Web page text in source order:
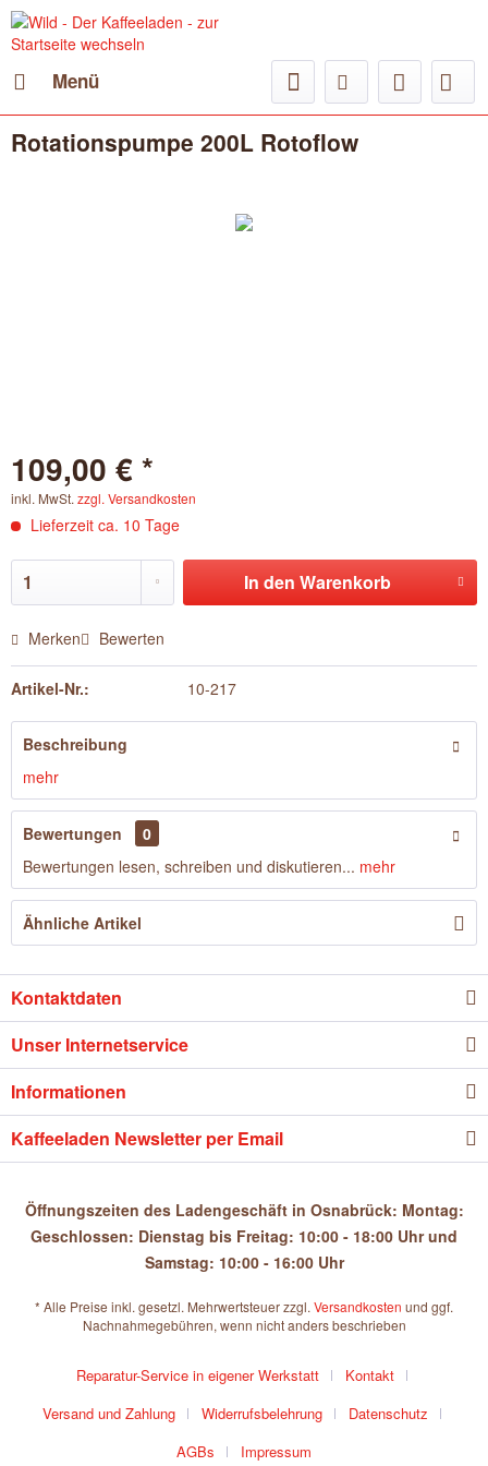
Menü
Rotationspumpe 200L Rotoflow
109,00 € *
inkl. MwSt. zzgl. Versandkosten
Lieferzeit ca. 10 Tage
In den Warenkorb
Merken Bewerten
Artikel-Nr.: 10-217
Beschreibung
mehr
Bewertungen
0
Bewertungen lesen, schreiben und diskutieren... mehr
Ähnliche Artikel
Kontaktdaten
Unser Internetservice
Informationen
Kaffeeladen Newsletter per Email
Öffnungszeiten des Ladengeschäft in Osnabrück: Montag:
Geschlossen: Dienstag bis Freitag: 10:00 - 18:00 Uhr und
Samstag: 10:00 - 16:00 Uhr
* Alle Preise inkl. gesetzl. Mehrwertsteuer zzgl. Versandkosten und ggf.
Nachnahmegebühren, wenn nicht anders beschrieben
Reparatur-Service in eigener Werkstatt
Kontakt
Versand und Zahlung
Widerrufsbelehrung
Datenschutz
AGBs
Impressum